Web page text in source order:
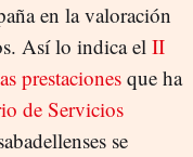
en la valoración
Así lo indica elII
prestaciones que ha
de Servicios
se